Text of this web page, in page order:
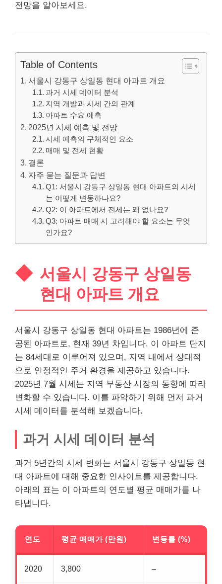
전망을 알아보세요.
Table of Contents
서울시 강동구 상일동 현대 아파트 개요
과거 시세 데이터 분석
지역 개발과 시세 간의 관계
아파트 수요 예측
2025년 시세 예측 및 전망
시세 예측의 구체적인 요소
매매 및 전세 현황
결론
자주 묻는 질문과 답변
Q1: 서울시 강동구 상일동 현대 아파트의 시세
는 어떻게 변동하나요?
Q2: 이 아파트에서 전세는 왜 없나요?
Q3: 아파트 매매 시 고려해야 할 요소는 무엇
인가요?
서울시 강동구 상일동
현대 아파트 개요
서울시 강동구 상일동 현대 아파트는 1986년에 준
공된 아파트로, 현재 39년 차입니다. 이 아파트 단지
는 84세대로 이루어져 있으며, 지역 내에서 상대적
으로 안정적인 주거 환경을 제공하고 있습니다.
2025년 7월 시세는 지역 부동산 시장의 동향에 따라
변화할 수 있습니다. 이를 파악하기 위해 먼저 과거
시세 데이터를 분석해 보겠습니다.
과거 시세 데이터 분석
과거 5년간의 시세 변화는 서울시 강동구 상일동 현
대 아파트에 대해 중요한 인사이트를 제공합니다.
아래의 표는 이 아파트의 연도별 평균 매매가를 나
타냅니다.
연도 평균 매매가 (만원) 변동률 (%)
2020 3,800 –